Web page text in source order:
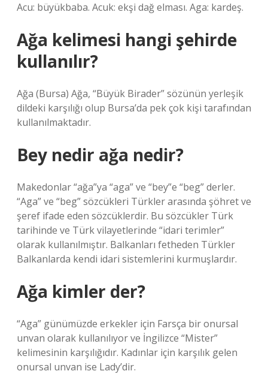
Acu: büyükbaba. Acuk: ekşi dağ elması. Aga: kardeş.
Ağa kelimesi hangi şehirde
kullanılır?
Ağa (Bursa) Ağa, “Büyük Birader” sözünün yerleşik
dildeki karşılığı olup Bursa’da pek çok kişi tarafından
kullanılmaktadır.
Bey nedir ağa nedir?
Makedonlar “ağa”ya “aga” ve “bey”e “beg” derler.
“Aga” ve “beg” sözcükleri Türkler arasında şöhret ve
şeref ifade eden sözcüklerdir. Bu sözcükler Türk
tarihinde ve Türk vilayetlerinde “idari terimler”
olarak kullanılmıştır. Balkanları fetheden Türkler
Balkanlarda kendi idari sistemlerini kurmuşlardır.
Ağa kimler der?
“Aga” günümüzde erkekler için Farsça bir onursal
unvan olarak kullanılıyor ve İngilizce “Mister”
kelimesinin karşılığıdır. Kadınlar için karşılık gelen
onursal unvan ise Lady’dir.